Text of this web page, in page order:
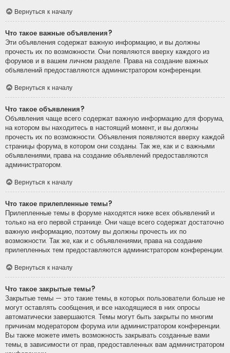
Вернуться к началу
Что такое важные объявления?
Эти объявления содержат важную информацию, и вы должны
прочесть их по возможности. Они появляются вверху каждого из
форумов и в вашем личном разделе. Права на создание важных
объявлений предоставляются администратором конференции.
Вернуться к началу
Что такое объявления?
Объявления чаще всего содержат важную информацию для форума,
на котором вы находитесь в настоящий момент, и вы должны
прочесть их по возможности. Объявления появляются вверху каждой
страницы форума, в котором они созданы. Так же, как и с важными
объявлениями, права на создание объявлений предоставляются
администратором.
Вернуться к началу
Что такое прилепленные темы?
Прилепленные темы в форуме находятся ниже всех объявлений и
только на его первой странице. Они чаще всего содержат достаточно
важную информацию, поэтому вы должны прочесть их по
возможности. Так же, как и с объявлениями, права на создание
прилепленных тем предоставляются администратором конференции.
Вернуться к началу
Что такое закрытые темы?
Закрытые темы — это такие темы, в которых пользователи больше не
могут оставлять сообщения, и все находящиеся в них опросы
автоматически завершаются. Темы могут быть закрыты по многим
причинам модератором форума или администратором конференции.
Вы также можете иметь возможность закрывать созданные вами
темы, в зависимости от прав, предоставленных вам администратором